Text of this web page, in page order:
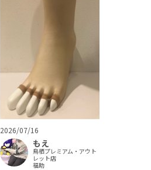
2026/07/16
もえ
鳥栖プレミアム・アウト
レット店
福助